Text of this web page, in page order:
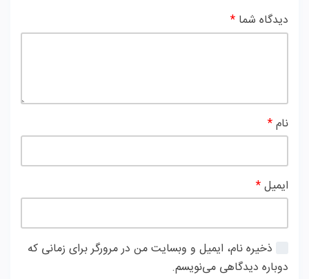
دیدگاه شما *
نام*
ایمیل*
ذخیره نام، ایمیل و وبسایت من در مرورگر برای زمانی که
دوباره دیدگاهی می‌نویسم.